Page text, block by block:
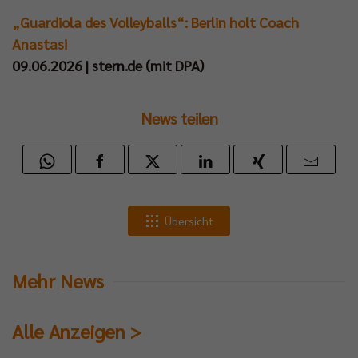
„Guardiola des Volleyballs“: Berlin holt Coach
Anastasi
09.06.2026 | stern.de (mit DPA)
News teilen
Übersicht
Mehr News
Alle Anzeigen >